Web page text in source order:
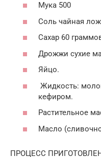
Мука 500
Соль чайная
Сахар 60
Дрожжи сухие
Яйцо.
Жидкость:
кефиром.
Растительное
Масло
ПРОЦЕСС